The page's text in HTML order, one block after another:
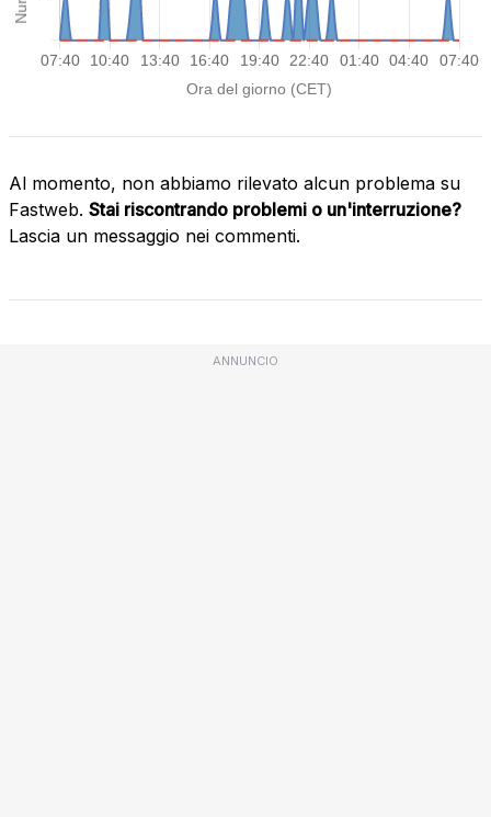
Al momento, non abbiamo rilevato alcun problema su
Fastweb. Stai riscontrando problemi o un'interruzione?
Lascia un messaggio nei commenti.
ANNUNCIO